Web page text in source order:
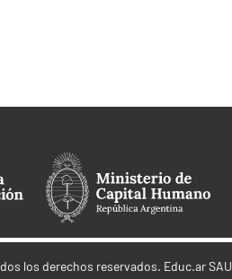
los derechos reservados. Educ.ar SAU